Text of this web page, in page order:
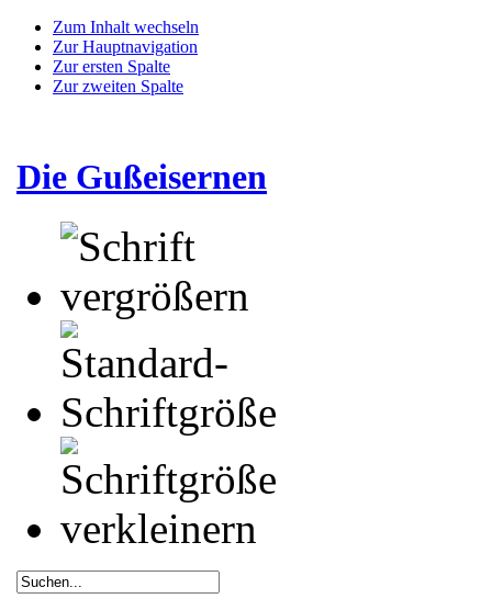
Zum Inhalt wechseln
Zur Hauptnavigation
Zur ersten Spalte
Zur zweiten Spalte
Die Gußeisernen